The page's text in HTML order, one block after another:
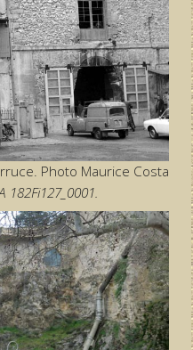
Photo Maurice Costa
182Fi127_0001.